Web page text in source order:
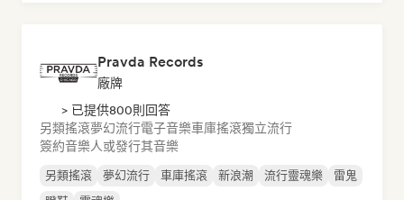
Pravda Records
廠牌
> 已提供800則回答
另類搖滾夢幻流行電子音樂車庫搖滾獨立流行
簽約音樂人或發行其音樂
另類搖滾 夢幻流行 車庫搖滾 新浪潮 流行靈魂樂
雷鬼